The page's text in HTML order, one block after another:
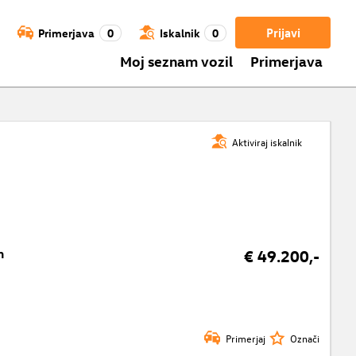
Prijavi
Primerjava 0 Iskalnik 0
Moj seznam vozil Primerjava
Aktiviraj iskalnik
€ 49.200,-
Primerjaj Označi